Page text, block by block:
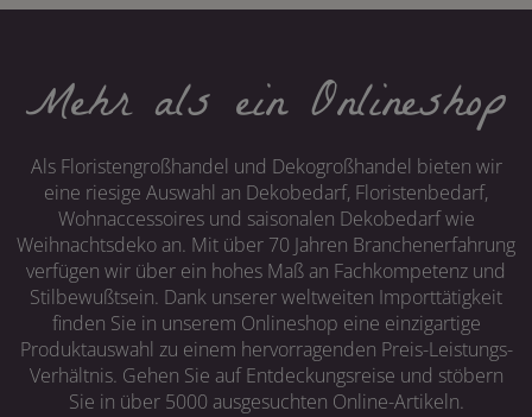
Mehr als ein Onlineshop
Als Floristengroßhandel und Dekogroßhandel bieten wir
eine riesige Auswahl an Dekobedarf, Floristenbedarf,
Wohnaccessoires und saisonalen Dekobedarf wie
Weihnachtsdeko an. Mit über 70 Jahren Branchenerfahrung
verfügen wir über ein hohes Maß an Fachkompetenz und
Stilbewußtsein. Dank unserer weltweiten Importtätigkeit
finden Sie in unserem Onlineshop eine einzigartige
Produktauswahl zu einem hervorragenden Preis-Leistungs-
Verhältnis. Gehen Sie auf Entdeckungsreise und stöbern
Sie in über 5000 ausgesuchten Online-Artikeln.